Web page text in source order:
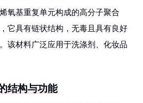
氧基重复单元构成的高分子聚合
它具有链状结构，无毒且具有良好
该材料广泛应用于洗涤剂、化妆品
结构与功能